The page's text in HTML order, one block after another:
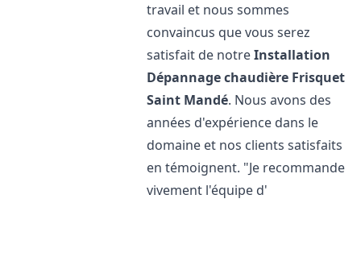
travail et nous sommes
convaincus que vous serez
satisfait de notreInstallation
Dépannage chaudière Frisquet
Saint Mandé. Nous avons des
années d'expérience dans le
domaine et nos clients satisfaits
en témoignent. "Je recommande
vivement l'équipe d'